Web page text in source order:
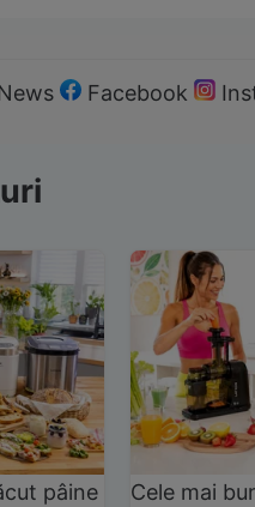
Facebook
pâine
Cele mai